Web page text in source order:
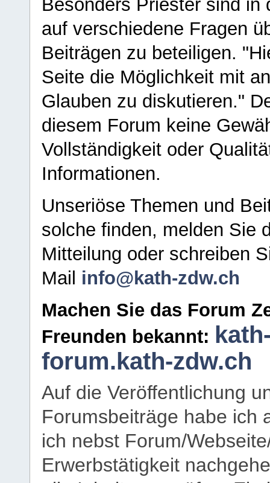
Besonders Priester sind in
auf verschiedene Fragen
Beiträgen zu beteiligen.
Seite die Möglichkeit mit
Glauben zu diskutieren."
diesem Forum keine
Vollständigkeit oder
Informationen.
Unseriöse Themen und
solche finden, melden Sie
Mitteilung oder schreiben
Mail info@kath-zdw.ch
Machen Sie das Forum
Freunden bekannt:
forum.kath-zdw.ch
Auf die Veröffentlichung
Forumsbeiträge habe ich
ich nebst Forum/
Erwerbstätigkeit